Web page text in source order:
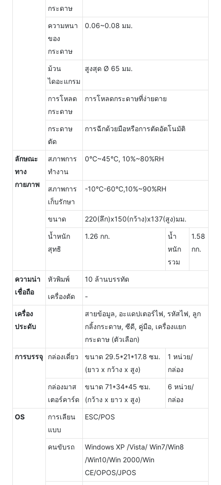
กระดาษ
ความหนา
ของ
กระดาษ
0.06~0.08 มม.
ม้วน
ไดอะแกรม
สูงสุด Ø 65 มม.
การโหลด
กระดาษ
การโหลดกระดาษที่ง่ายดาย
กระดาษ
ตัด
การฉีกด้วยมือหรือการตัดอัตโนมัติ
ลักษณะ
ทาง
กายภาพ
สภาพการ
ทำงาน
0°C~45°C, 10%~80%RH
สภาพการ
เก็บรักษา
-10°C-60°C,10%~90%RH
ขนาด 220(ลึก)x150(กว้าง)x137(สูง)มม.
น้ำหนัก
สุทธิ
1.26 กก.
น้ำ
หนัก
รวม
1.58
กก.
ความน่า
เชื่อถือ
หัวพิมพ์ 10 ล้านบรรทัด
เครื่องตัด -
เครื่อง
ประดับ
สายข้อมูล, อะแดปเตอร์ไฟ, รหัสไฟ, ลูก
กลิ้งกระดาษ, ซีดี, คู่มือ, เครื่องแยก
กระดาษ (ตัวเลือก)
การบรรจุ กล่องเดี่ยว
ขนาด 29.5*21*17.8 ซม.
(ยาว x กว้าง x สูง)
1 หน่วย/
กล่อง
กล่องมาส
เตอร์คาร์ด
ขนาด 71*34*45 ซม.
(กว้าง x ยาว x สูง)
6 หน่วย/
กล่อง
OS
การเลียน
แบบ
ESC/POS
คนขับรถ
Windows XP /Vista/ Win7/Win8
/Win10/Win 2000/Win
CE/OPOS/JPOS